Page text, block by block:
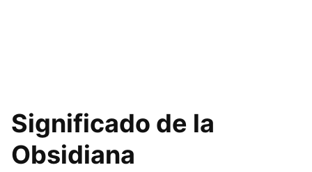
Significado de la
Obsidiana